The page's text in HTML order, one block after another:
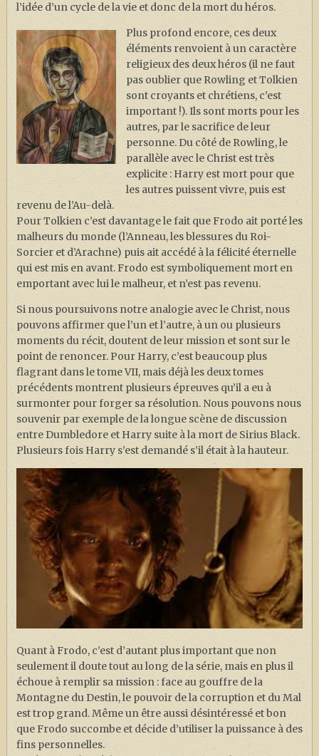
l’idée d’un cycle de la vie et donc de la mort du héros.
Plus profond encore, ces deux
éléments renvoient à un caractère
religieux des deux héros (il ne faut
pas oublier que Rowling et Tolkien
sont croyants et chrétiens, c’est
important !). Ils sont morts pour les
autres, par le sacrifice de leur
personne. Du côté de Rowling, le
parallèle avec le Christ est très
explicite : Harry est mort pour que
les autres puissent vivre, puis est
revenu de l’Au-delà.
Pour Tolkien c’est davantage le fait que Frodo ait porté les
malheurs du monde (l’Anneau, les blessures du Roi-
Sorcier et d’Arachne) puis ait accédé à la félicité éternelle
qui est mis en avant. Frodo est symboliquement mort en
emportant avec lui le malheur, et n’est pas revenu.
Si nous poursuivons notre analogie avec le Christ, nous
pouvons affirmer que l’un et l’autre, à un ou plusieurs
moments du récit, doutent de leur mission et sont sur le
point de renoncer. Pour Harry, c’est beaucoup plus
flagrant dans le tome VII, mais déjà les deux tomes
précédents montrent plusieurs épreuves qu’il a eu à
surmonter pour forger sa résolution. Nous pouvons nous
souvenir par exemple de la longue scène de discussion
entre Dumbledore et Harry suite à la mort de Sirius Black.
Plusieurs fois Harry s’est demandé s’il était à la hauteur.
Quant à Frodo, c’est d’autant plus important que non
seulement il doute tout au long de la série, mais en plus il
échoue à remplir sa mission : face au gouffre de la
Montagne du Destin, le pouvoir de la corruption et du Mal
est trop grand. Même un être aussi désintéressé et bon
que Frodo succombe et décide d’utiliser la puissance à des
fins personnelles.